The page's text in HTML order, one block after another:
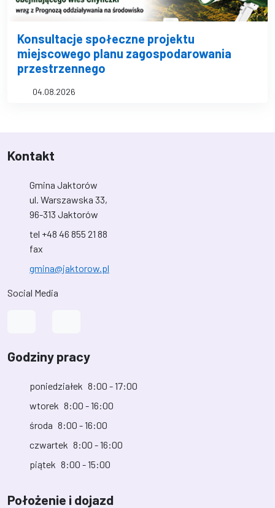
Konsultacje społeczne projektu
miejscowego planu zagospodarowania
przestrzennego
04.08.2026
Kontakt
Gmina Jaktorów
ul. Warszawska 33,
96-313 Jaktorów
tel +48 46 855 21 88
fax
gmina@jaktorow.pl
Social Media
Godziny pracy
poniedziałek 8:00 - 17:00
wtorek 8:00 - 16:00
środa 8:00 - 16:00
czwartek 8:00 - 16:00
piątek 8:00 - 15:00
Położenie i dojazd